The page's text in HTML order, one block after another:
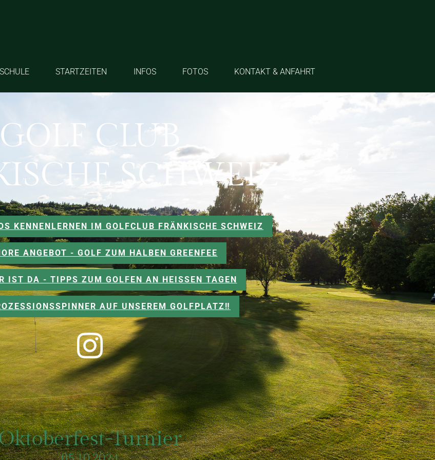
SCHULE STARTZEITEN INFOS FOTOS KONTAKT & ANFAHRT
GOLF CLUB
SCHWEIZ
KENNENLERNEN IM GOLFCLUB FRÄNKISCHE SCHWEIZ
ANGEBOT - GOLF ZUM HALBEN GREENFEE
IST DA - TIPPS ZUM GOLFEN AN HEISSEN TAGEN
AUF UNSEREM GOLFPLATZ‼️
Turnier